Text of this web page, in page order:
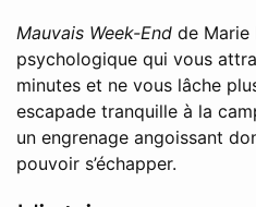
Mauvais Week-End de Marie
psychologique qui vous
minutes et ne vous lâche
escapade tranquille à la
un engrenage angoissant
pouvoir s’échapper.